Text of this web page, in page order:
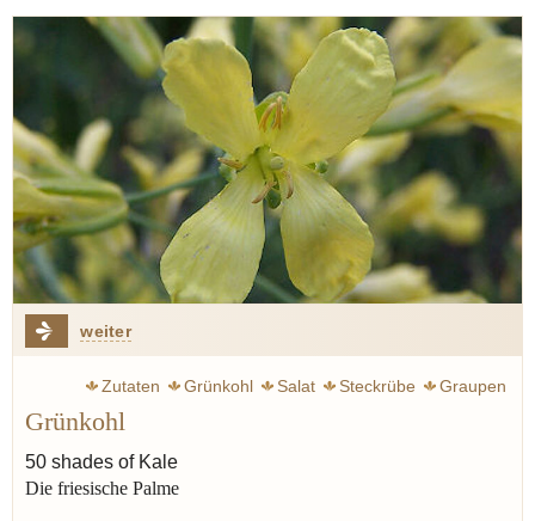
weiter
Zutaten Grünkohl Salat Steckrübe
Graupen
Grünkohl
50 shades of Kale
Die friesische Palme